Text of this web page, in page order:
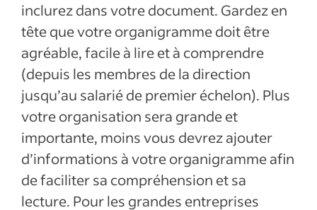
inclurez dans votre document. Gardez en
tête que votre organigramme doit être
agréable, facile à lire et à comprendre
(depuis les membres de la direction
jusqu’au salarié de premier échelon). Plus
votre organisation sera grande et
importante, moins vous devrez ajouter
d’informations à votre organigramme afin
de faciliter sa compréhension et sa
lecture. Pour les grandes entreprises